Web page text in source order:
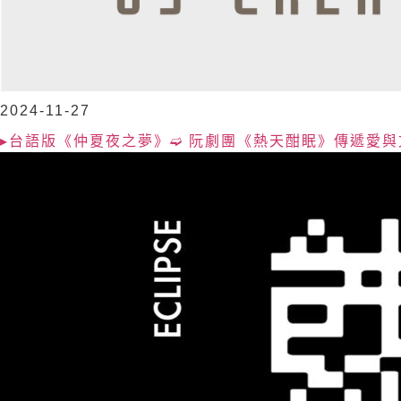
2024-11-27
▸台語版《仲夏夜之夢》➫ 阮劇團《熱天酣眠》傳遞愛與